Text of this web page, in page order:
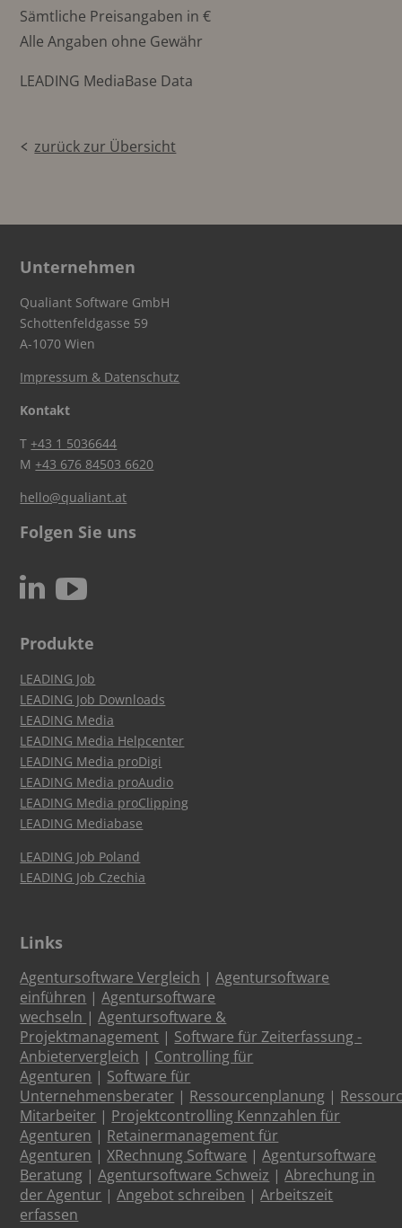
Sämtliche Preisangaben in €
Alle Angaben ohne Gewähr
LEADING MediaBase Data
zurück zur Übersicht
Unternehmen
Qualiant Software GmbH
Schottenfeldgasse 59
A-1070 Wien
Impressum & Datenschutz
Kontakt
T+43 1 5036644
M+43 676 84503 6620
hello@qualiant.at
Folgen Sie uns
N c
Produkte
LEADING Job
LEADING Job Downloads
LEADING Media
LEADING Media Helpcenter
LEADING Media proDigi
LEADING Media proAudio
LEADING Media proClipping
LEADING Mediabase
LEADING Job Poland
LEADING Job Czechia
Links
Agentursoftware Vergleich |Agentursoftware
einführen |Agentursoftware
wechseln |Agentursoftware &
Projektmanagement | Software für Zeiterfassung -
Anbietervergleich | Controlling für
Agenturen | Software für
Unternehmensberater | Ressourcenplanung |
Mitarbeiter | Projektcontrolling Kennzahlen für
Agenturen | Retainermanagement für
Agenturen |XRechnung Software |Agentursoftware
Beratung |Agentursoftware Schweiz |Abrechung in
der Agentur |Angebot schreiben |Arbeitszeit
erfassen